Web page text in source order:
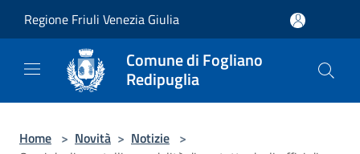
Regione Friuli Venezia Giulia
Comune di Fogliano
Redipuglia
Home > Novità > Notizie >